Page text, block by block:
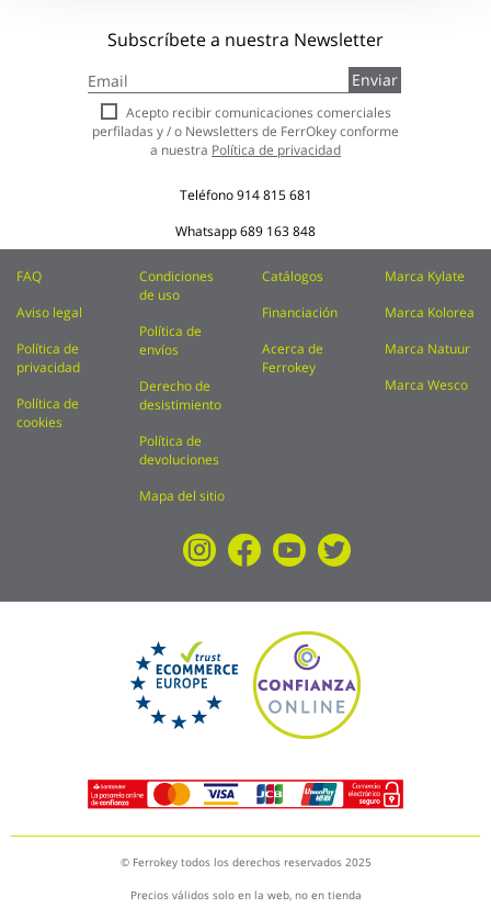
Subscríbete a nuestra Newsletter
a
nuestro
boletín
de
Enviar
Acepto recibir comunicaciones comerciales
perfiladas y / o Newsletters de FerrOkey conforme
a nuestra Política de privacidad
Teléfono914 815 681
Whatsapp689 163 848
FAQ
Aviso legal
Política de
privacidad
Política de
cookies
Condiciones
de uso
Política de
envíos
Derecho de
desistimiento
Política de
devoluciones
Mapa del sitio
Catálogos
Financiación
Acerca de
Ferrokey
Marca Kylate
Marca Kolorea
Marca Natuur
Marca Wesco
© Ferrokey todos los derechos reservados 2025
Precios válidos solo en la web, no en tienda